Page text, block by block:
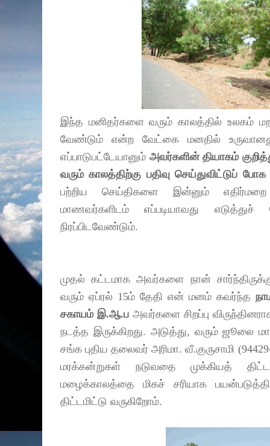
இந்த மனிதர்களை வரும் காலத்தில் உலகம்
வேண்டும் என்ற வேட்கை மனதில்
எப்பாடுபட்டேயானும் அவர்களின் தியாகம்
வரும் காலத்திற்கு பதிவு செய்துவிட்டுப்
பற்றிய செய்திகளை இன்னும்
மாணவர்களிடம் எப்படியாவது
நிரப்பிடவேண்டும்.
முதல் கட்டமாக அவர்களை நான்
வரும் ஏப்ரல் 15ம் தேதி என் மனம் கவர்ந்த
சகாயம் இ.ஆ.ப அவர்களை சிறப்பு
நடத்த இருக்கிறது. அடுத்து, வரும் ஜூலை
சங்க புதிய தலைவர் அரிமா. வீ.குருசாமி
மரக்கன்றுகள் நடுவதை முக்கியத்
மழைக்காலத்தை மிகச் சரியாக
திட்டமிட்டு வருகிறோம்.